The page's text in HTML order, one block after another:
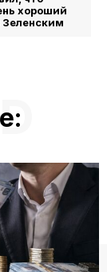
хороший
Зеленским